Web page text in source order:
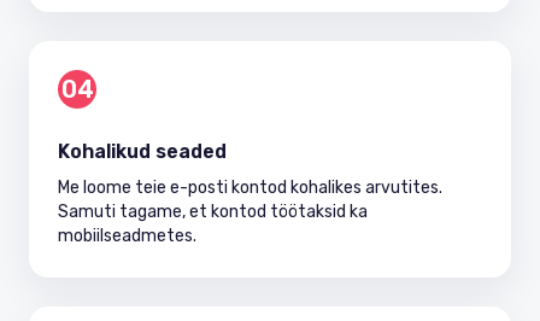
04
Kohalikud seaded
Me loome teie e-posti kontod kohalikes arvutites.
Samuti tagame, et kontod töötaksid ka
mobiilseadmetes.